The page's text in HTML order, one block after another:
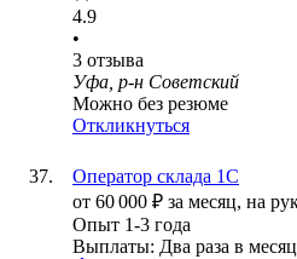
4.9
•
3 отзыва
Уфа, р-н Советский
Можно без резюме
Откликнуться
Оператор склада 1С
от 60 000 ₽ за месяц, на
Опыт 1-3 года
Выплаты: Два раза в месяц